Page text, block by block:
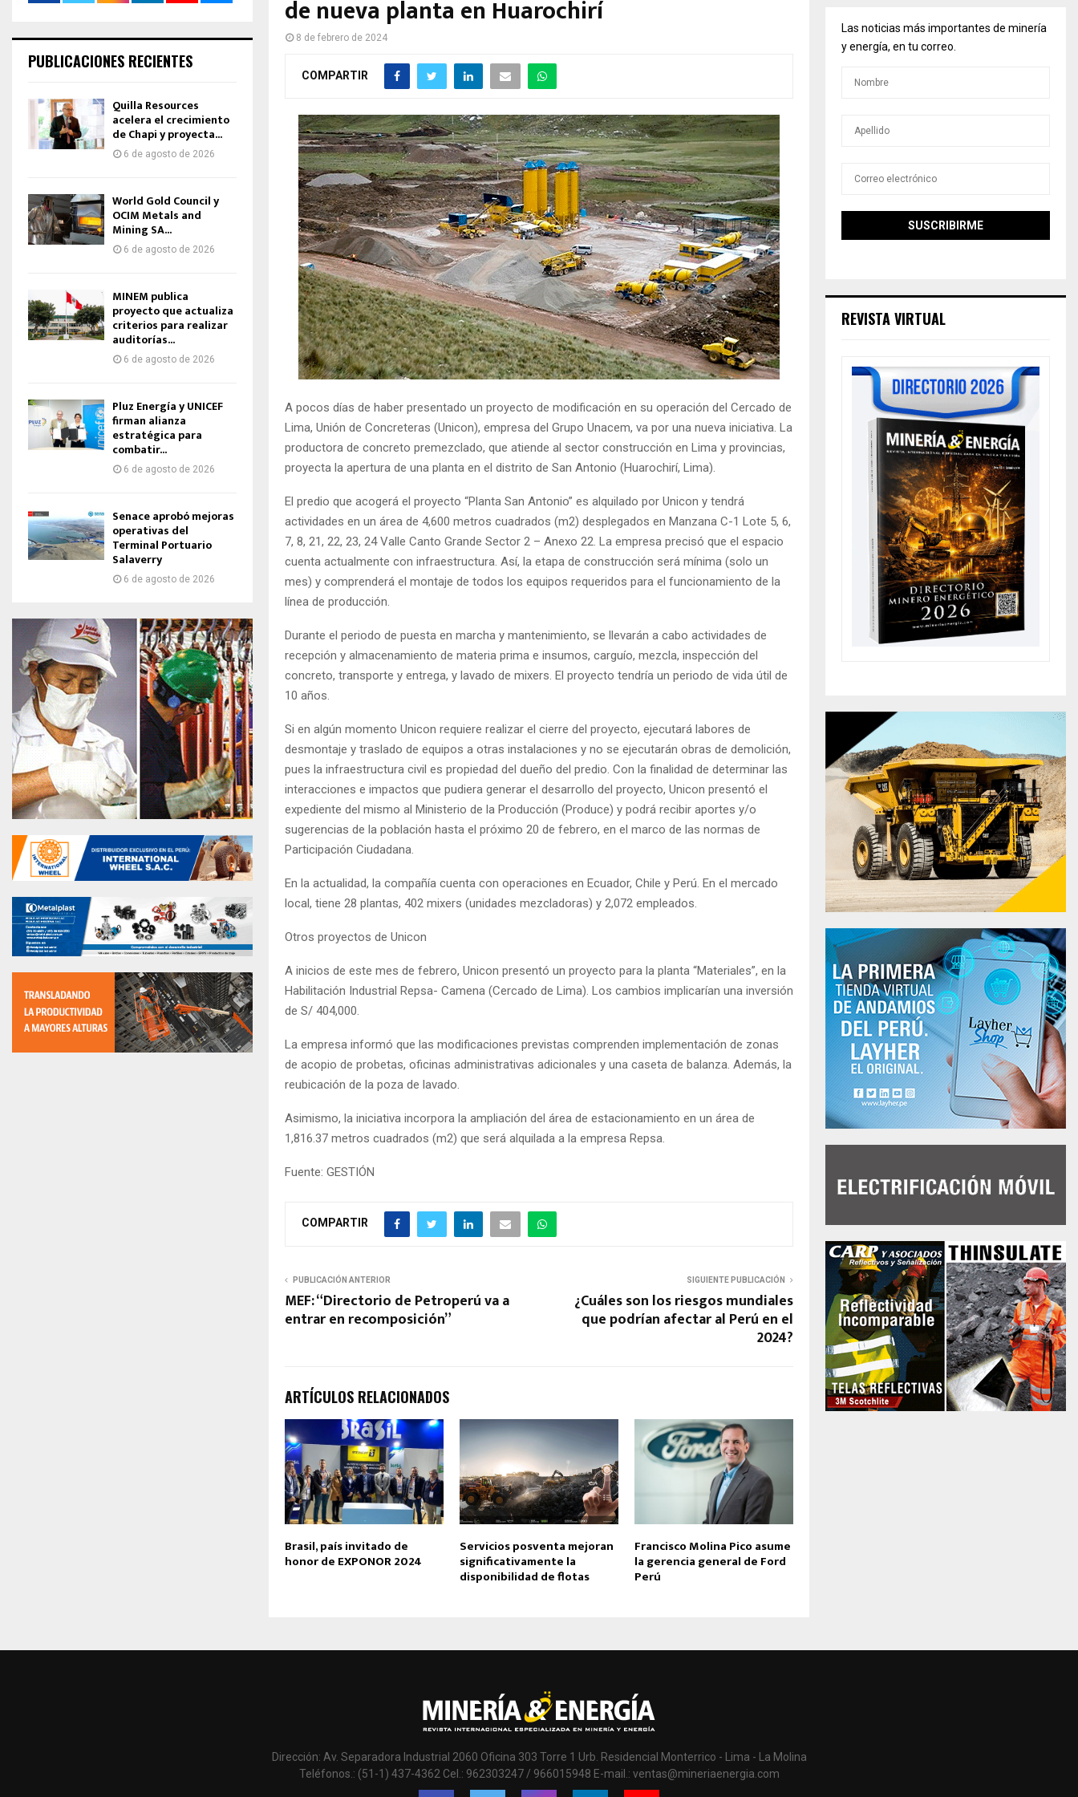
de nueva planta en Huarochirí
8 de febrero de 2024
COMPARTIR
A pocos días de haber presentado un proyecto de modificación en su operación del Cercado de
Lima, Unión de Concreteras (Unicon), empresa del Grupo Unacem, va por una nueva iniciativa. La
productora de concreto premezclado, que atiende al sector construcción en Lima y provincias,
proyecta la apertura de una planta en el distrito de San Antonio (Huarochirí, Lima).
El predio que acogerá el proyecto “Planta San Antonio” es alquilado por Unicon y tendrá
actividades en un área de 4,600 metros cuadrados (m2) desplegados en Manzana C-1 Lote 5, 6,
7, 8, 21, 22, 23, 24 Valle Canto Grande Sector 2 – Anexo 22. La empresa precisó que el espacio
cuenta actualmente con infraestructura. Así, la etapa de construcción será mínima (solo un
mes) y comprenderá el montaje de todos los equipos requeridos para el funcionamiento de la
línea de producción.
Durante el periodo de puesta en marcha y mantenimiento, se llevarán a cabo actividades de
recepción y almacenamiento de materia prima e insumos, carguío, mezcla, inspección del
concreto, transporte y entrega, y lavado de mixers. El proyecto tendría un periodo de vida útil de
10 años.
Si en algún momento Unicon requiere realizar el cierre del proyecto, ejecutará labores de
desmontaje y traslado de equipos a otras instalaciones y no se ejecutarán obras de demolición,
pues la infraestructura civil es propiedad del dueño del predio. Con la finalidad de determinar las
interacciones e impactos que pudiera generar el desarrollo del proyecto, Unicon presentó el
expediente del mismo al Ministerio de la Producción (Produce) y podrá recibir aportes y/o
sugerencias de la población hasta el próximo 20 de febrero, en el marco de las normas de
Participación Ciudadana.
En la actualidad, la compañía cuenta con operaciones en Ecuador, Chile y Perú. En el mercado
local, tiene 28 plantas, 402 mixers (unidades mezcladoras) y 2,072 empleados.
Otros proyectos de Unicon
A inicios de este mes de febrero, Unicon presentó un proyecto para la planta “Materiales”, en la
Habilitación Industrial Repsa- Camena (Cercado de Lima). Los cambios implicarían una inversión
de S/ 404,000.
La empresa informó que las modificaciones previstas comprenden implementación de zonas
de acopio de probetas, oficinas administrativas adicionales y una caseta de balanza. Además, la
reubicación de la poza de lavado.
Asimismo, la iniciativa incorpora la ampliación del área de estacionamiento en un área de
1,816.37 metros cuadrados (m2) que será alquilada a la empresa Repsa.
Fuente: GESTIÓN
COMPARTIR
PUBLICACIÓN ANTERIOR
MEF: “Directorio de Petroperú va a
entrar en recomposición”
SIGUIENTE PUBLICACIÓN
¿Cuáles son los riesgos mundiales
que podrían afectar al Perú en el
2024?
ARTÍCULOS RELACIONADOS
Brasil, país invitado de
honor de EXPONOR 2024
Servicios posventa mejoran
significativamente la
disponibilidad de flotas
Francisco Molina Pico asume
la gerencia general de Ford
Perú
PUBLICACIONES RECIENTES
Quilla Resources
acelera el crecimiento
de Chapi y proyecta...
6 de agosto de 2026
World Gold Council y
OCIM Metals and
Mining SA...
6 de agosto de 2026
MINEM publica
proyecto que actualiza
criterios para realizar
auditorías...
6 de agosto de 2026
Pluz Energía y UNICEF
firman alianza
estratégica para
combatir...
6 de agosto de 2026
Senace aprobó mejoras
operativas del
Terminal Portuario
Salaverry
6 de agosto de 2026
Las noticias más importantes de minería
y energía, en tu correo.
REVISTA VIRTUAL
Dirección: Av. Separadora Industrial 2060 Oficina 303 Torre 1 Urb. Residencial Monterrico - Lima - La Molina
Teléfonos.: (51-1) 437-4362 Cel.: 962303247 / 966015948 E-mail.: ventas@mineriaenergia.com